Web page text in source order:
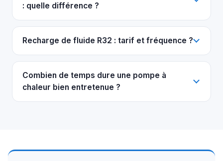
: quelle différence ?
Recharge de fluide R32 : tarif et fréquence ?
Combien de temps dure une pompe à
chaleur bien entretenue ?